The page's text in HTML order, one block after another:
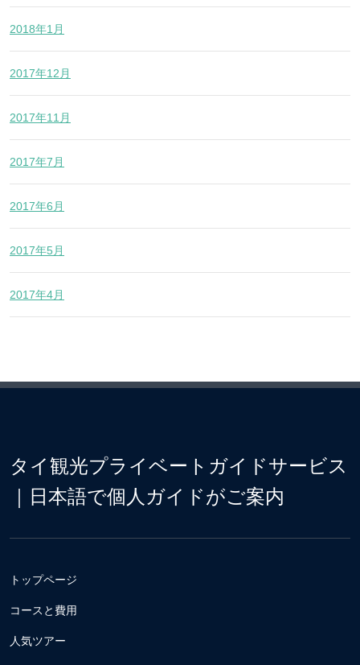
2018年1月
2017年12月
2017年11月
2017年7月
2017年6月
2017年5月
2017年4月
タイ観光プライベートガイドサービス
｜日本語で個人ガイドがご案内
トップページ
コースと費用
人気ツアー